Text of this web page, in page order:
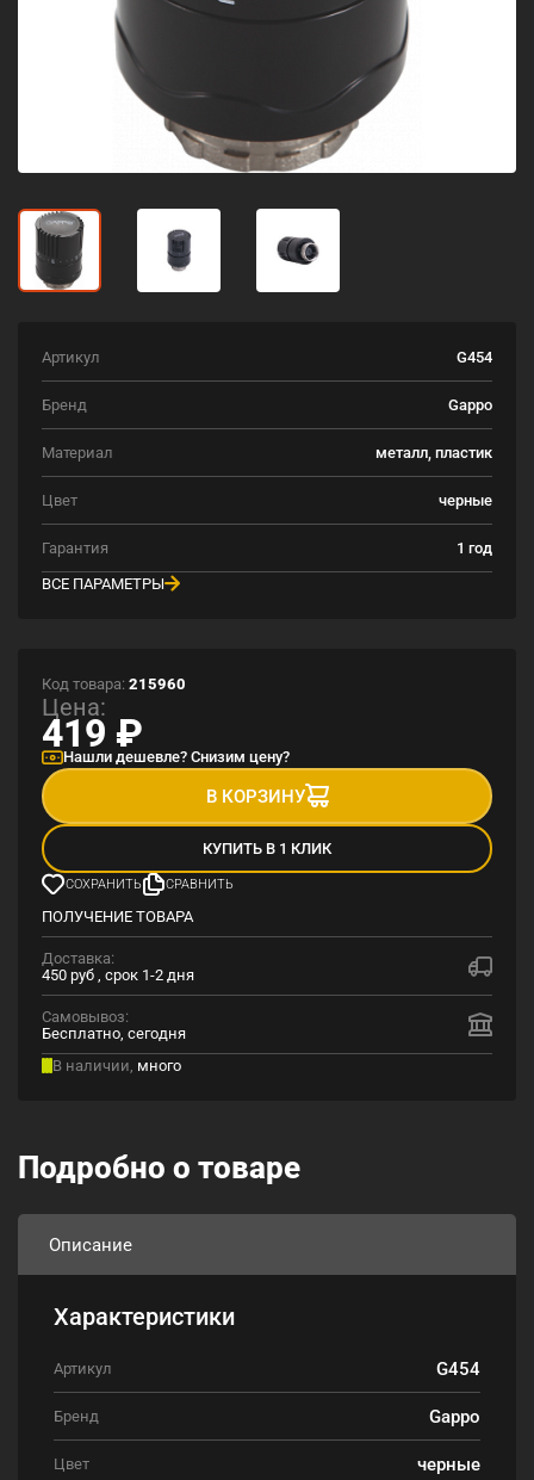
Артикул G454
Бренд Gappo
Материал металл, пластик
Цвет черные
Гарантия
1 год
ВСЕ ПАРАМЕТРЫ
Код товара: 215960
Цена:
419 ₽
Нашли дешевле? Снизим цену?
В КОРЗИНУ
КУПИТЬ В 1 КЛИК
СОХРАНИТЬ СРАВНИТЬ
ПОЛУЧЕНИЕ ТОВАРА
Доставка:
450 руб , срок 1-2 дня
Самовывоз:
Бесплатно, сегодня
В наличии, много
Подробно о товаре
Описание
Характеристики
Артикул G454
Бренд Gappo
Цвет черные